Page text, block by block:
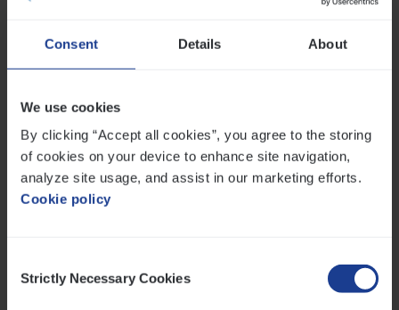
Consent Details About
We use cookies
By clicking “Accept all cookies”, you agree to the storing
of cookies on your device to enhance site navigation,
analyze site usage, and assist in our marketing efforts.
Cookie policy
Selection
Strictly Necessary Cookies
van droomt.
helpen we dagelijks honderden mensen.
We zorgen voor klanten en voor elkaar, zonder grote
woorden maar met grote daden.
Ontdek meer over werken bij Vanbreda via
Lees meer over onze inzet voor een
inclusieve